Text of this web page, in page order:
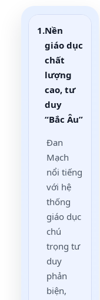
1.Nền
giáo dục
chất
lượng
cao, tư
duy
“Bắc Âu”
Đan
Mạch
nổi tiếng
với hệ
thống
giáo dục
chú
trọng tư
duy
phản
biện,